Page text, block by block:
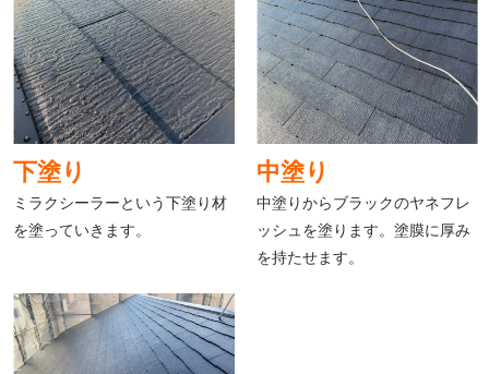
下塗り
ミラクシーラーという下塗り材
を塗っていきます。
中塗り
中塗りからブラックのヤネフレ
ッシュを塗ります。塗膜に厚み
を持たせます。